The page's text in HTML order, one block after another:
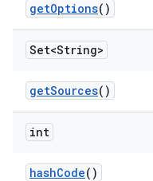
getOptions()
Set<String>
getSources()
int
hashCode()